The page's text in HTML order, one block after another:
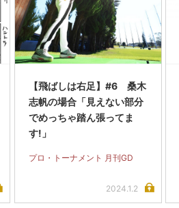
【飛ばしは右足】#6 桑木
志帆の場合「見えない部分
でめっちゃ踏ん張ってま
す!」
プロ・トーナメント 月刊GD
2024.1.2